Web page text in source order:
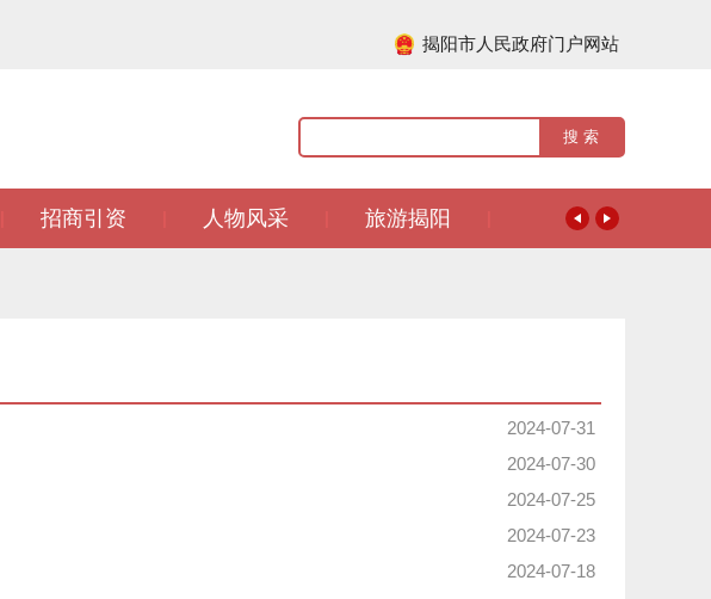
揭阳市人民政府门户网站
招商引资 人物风采 旅游揭阳
2024-07-31
2024-07-30
2024-07-25
2024-07-23
2024-07-18